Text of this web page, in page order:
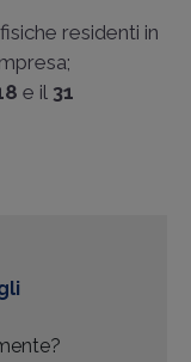
residenti in
e il 31